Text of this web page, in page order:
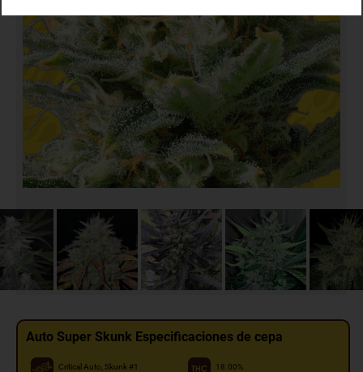
Auto Super Skunk Especificaciones de cepa
Critical Auto, Skunk #1 18.00%